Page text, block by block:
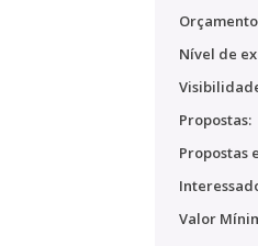
Nível de
Propostas:
Propostas
Valor